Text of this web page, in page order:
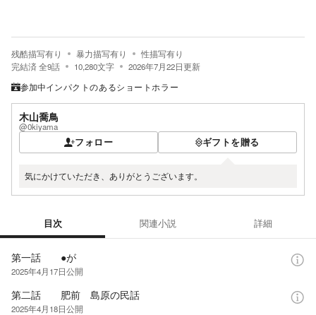
残酷描写有り 暴力描写有り
性描写有り
完結済全9話 10,280文字 2026年7月22日更新
参加中インパクトのあるショートホラー
木山喬鳥
@0kiyama
フォロー ギフトを贈る
気にかけていただき、ありがとうございます。
目次 関連小説 詳細
第一話 ●が
2025年4月17日公開
第二話 肥前 島原の民話
2025年4月18日公開